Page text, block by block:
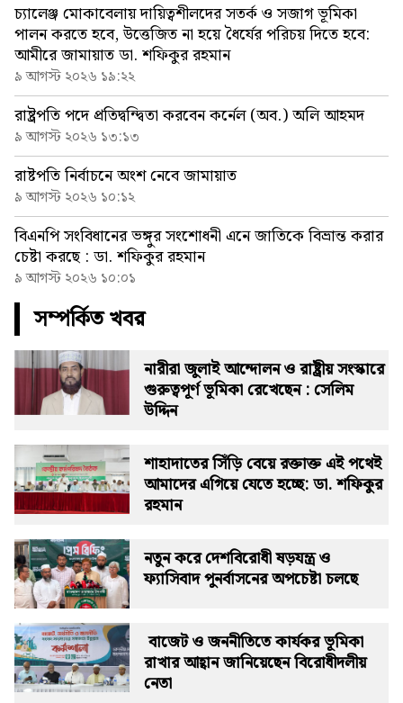
চ্যালেঞ্জ মোকাবেলায় দায়িত্বশীলদের সতর্ক ও সজাগ ভূমিকা
পালন করতে হবে, উত্তেজিত না হয়ে ধৈর্যের পরিচয় দিতে হবে:
আমীরে জামায়াত ডা. শফিকুর রহমান
৯ আগস্ট ২০২৬ ১৯:২২
রাষ্ট্রপতি পদে প্রতিদ্বন্দ্বিতা করবেন কর্নেল (অব.) অলি আহমদ
৯ আগস্ট ২০২৬ ১৩:১৩
রাষ্টপতি নির্বাচনে অংশ নেবে জামায়াত
৯ আগস্ট ২০২৬ ১০:১২
বিএনপি সংবিধানের ভঙ্গুর সংশোধনী এনে জাতিকে বিভ্রান্ত করার
চেষ্টা করছে : ডা. শফিকুর রহমান
৯ আগস্ট ২০২৬ ১০:০১
সম্পর্কিত খবর
নারীরা জুলাই আন্দোলন ও রাষ্ট্রীয় সংস্কারে
গুরুত্বপূর্ণ ভূমিকা রেখেছেন : সেলিম
উদ্দিন
শাহাদাতের সিঁড়ি বেয়ে রক্তাক্ত এই পথেই
আমাদের এগিয়ে যেতে হচ্ছে: ডা. শফিকুর
রহমান
নতুন করে দেশবিরোধী ষড়যন্ত্র ও
ফ্যাসিবাদ পুনর্বাসনের অপচেষ্টা চলছে
বাজেট ও জননীতিতে কার্যকর ভূমিকা
রাখার আহ্বান জানিয়েছেন বিরোধীদলীয়
নেতা